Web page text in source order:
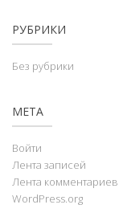
РУБРИКИ
Без рубрики
МЕТА
Войти
Лента записей
Лента комментариев
WordPress.org